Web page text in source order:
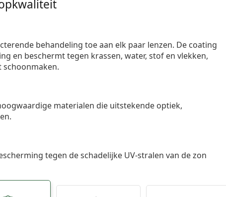
behandeling toe aan elk paar lenzen. De coating
en beschermt tegen krassen, water, stof en vlekken,
materialen die uitstekende optiek,
tegen de schadelijke UV-stralen van de zon